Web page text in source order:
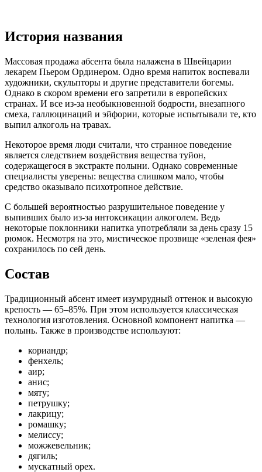
История названия
Массовая продажа абсента была налажена в Швейцарии
лекарем Пьером Ординером. Одно время напиток воспевали
художники, скульпторы и другие представители богемы.
Однако в скором времени его запретили в европейских
странах. И все из-за необыкновенной бодрости, внезапного
смеха, галлюцинаций и эйфории, которые испытывали те, кто
выпил алкоголь на травах.
Некоторое время люди считали, что странное поведение
является следствием воздействия вещества туйон,
содержащегося в экстракте полыни. Однако современные
специалисты уверены: вещества слишком мало, чтобы
средство оказывало психотропное действие.
С большей вероятностью разрушительное поведение у
выпивших было из-за интоксикации алкоголем. Ведь
некоторые поклонники напитка употребляли за день сразу 15
рюмок. Несмотря на это, мистическое прозвище «зеленая фея»
сохранилось по сей день.
Состав
Традиционный абсент имеет изумрудный оттенок и высокую
крепость — 65–85%. При этом используется классическая
технология изготовления. Основной компонент напитка —
полынь. Также в производстве используют:
кориандр;
фенхель;
аир;
анис;
мяту;
петрушку;
лакрицу;
ромашку;
мелиссу;
можжевельник;
дягиль;
мускатный орех.